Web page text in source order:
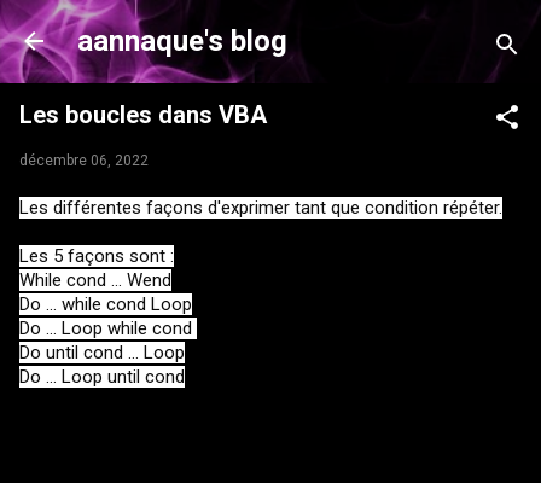
Accéder au contenu principal
aannaque's blog
Les boucles dans VBA
décembre 06, 2022
Les 5 façons sont :
While cond ... Wend
Do ... while cond Loop
Do ... Loop while cond
Do until cond ... Loop
Do ... Loop until cond